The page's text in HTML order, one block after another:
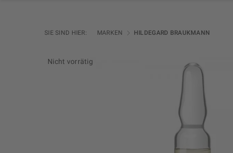
SIE SIND HIER: MARKEN HILDEGARD BRAUKMANN
Nicht vorrätig